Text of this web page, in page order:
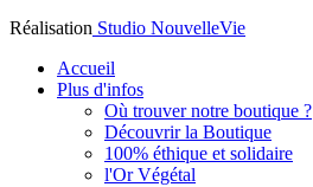
Réalisation Studio NouvelleVie
Accueil
Plus d'infos
Où trouver notre boutique ?
Découvrir la Boutique
100% éthique et solidaire
l'Or Végétal